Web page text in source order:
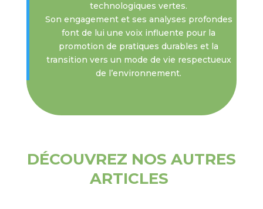
technologiques vertes.
Son engagement et ses analyses profondes
font de lui une voix influente pour la
promotion de pratiques durables et la
transition vers un mode de vie respectueux
de l’environnement.
DÉCOUVREZ NOS AUTRES
ARTICLES